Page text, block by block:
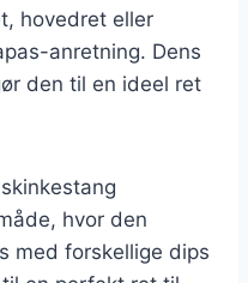
hovedret eller
anretning. Dens
den til en ideel ret
hvor den
med forskellige dips